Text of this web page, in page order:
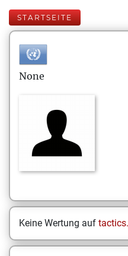
STARTSEITE
None
Keine Wertung auf